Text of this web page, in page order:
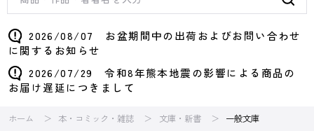
2026/08/07 お盆期間中の出荷およびお問い合わせ
に関するお知らせ
2026/07/29 令和8年熊本地震の影響による商品の
お届け遅延につきまして
ホーム 本・コミック・雑誌 文庫・新書 一般文庫